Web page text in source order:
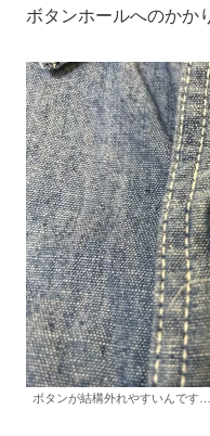
ボタンホールへのかか
ボタンが結構外れやすいんです…